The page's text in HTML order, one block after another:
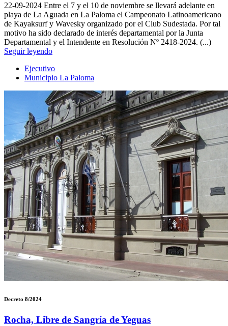
22-09-2024 Entre el 7 y el 10 de noviembre se llevará adelante en
playa de La Aguada en La Paloma el Campeonato Latinoamericano
de Kayaksurf y Wavesky organizado por el Club Sudestada. Por tal
motivo ha sido declarado de interés departamental por la Junta
Departamental y el Intendente en Resolución Nº 2418-2024. (...)
Seguir leyendo
Ejecutivo
Municipio La Paloma
Decreto 8/2024
Rocha, Libre de Sangría de Yeguas